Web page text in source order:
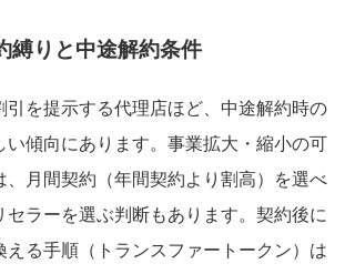
縛りと中途解約条件
引を提示する代理店ほど、中途解約時の
い傾向にあります。事業拡大・縮小の可
、月間契約（年間契約より割高）を選べ
セラーを選ぶ判断もあります。契約後に
える手順（トランスファートークン）は